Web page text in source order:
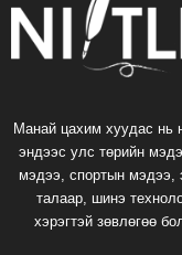
Манай цахим хуудас нь
эндээс улс төрийн
мэдээ, спортын
талаар, шинэ
хэрэгтэй зөвлөгөө